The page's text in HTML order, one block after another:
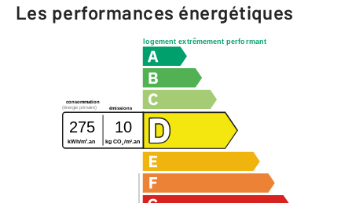
Les performances énergétiques
logement extrêmement performant
consommation
émissions
(énergie primaire)
275 10
kWh/m2.an kg CO2 /m2 .an